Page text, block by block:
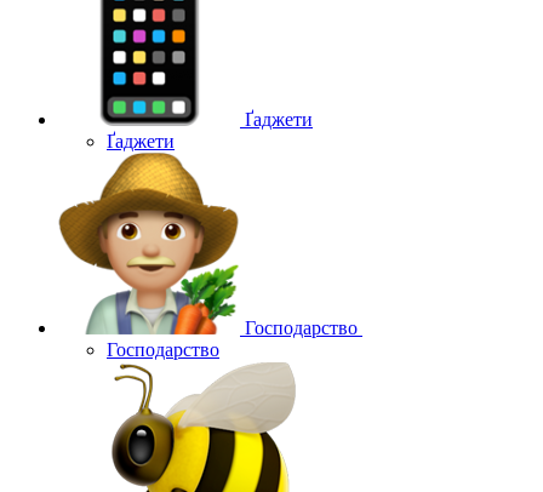
Ґаджети
Ґаджети
Господарство
Господарство